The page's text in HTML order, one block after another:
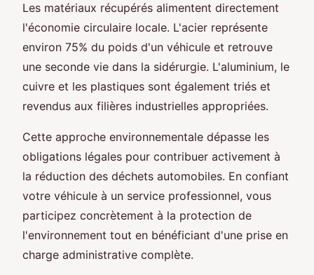
Les matériaux récupérés alimentent directement
l'économie circulaire locale. L'acier représente
environ 75% du poids d'un véhicule et retrouve
une seconde vie dans la sidérurgie. L'aluminium, le
cuivre et les plastiques sont également triés et
revendus aux filières industrielles appropriées.
Cette approche environnementale dépasse les
obligations légales pour contribuer activement à
la réduction des déchets automobiles. En confiant
votre véhicule à un service professionnel, vous
participez concrètement à la protection de
l'environnement tout en bénéficiant d'une prise en
charge administrative complète.